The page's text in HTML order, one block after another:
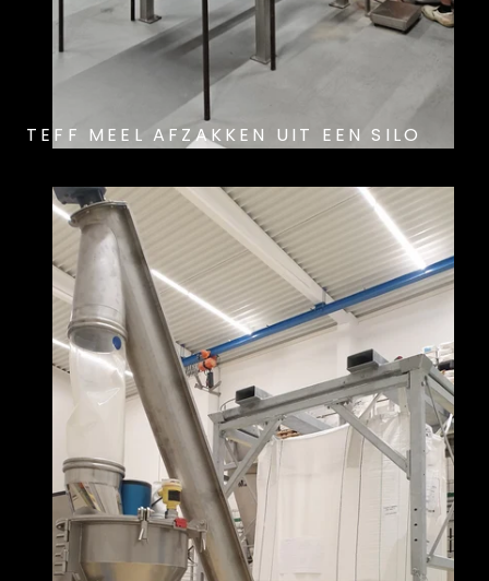
TEFF MEEL AFZAKKEN UIT EEN SILO